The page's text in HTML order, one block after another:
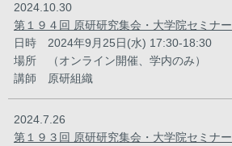
2024.10.30
第１９４回 原研研究集会・大学院セミナー
日時 2024年9月25日(水) 17:30-18:30
場所 （オンライン開催、学内のみ）
講師 原研組織
2024.7.26
第１９３回 原研研究集会・大学院セミナー